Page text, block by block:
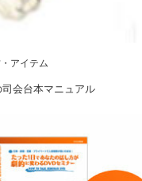
アイテム
会台本マニュアル